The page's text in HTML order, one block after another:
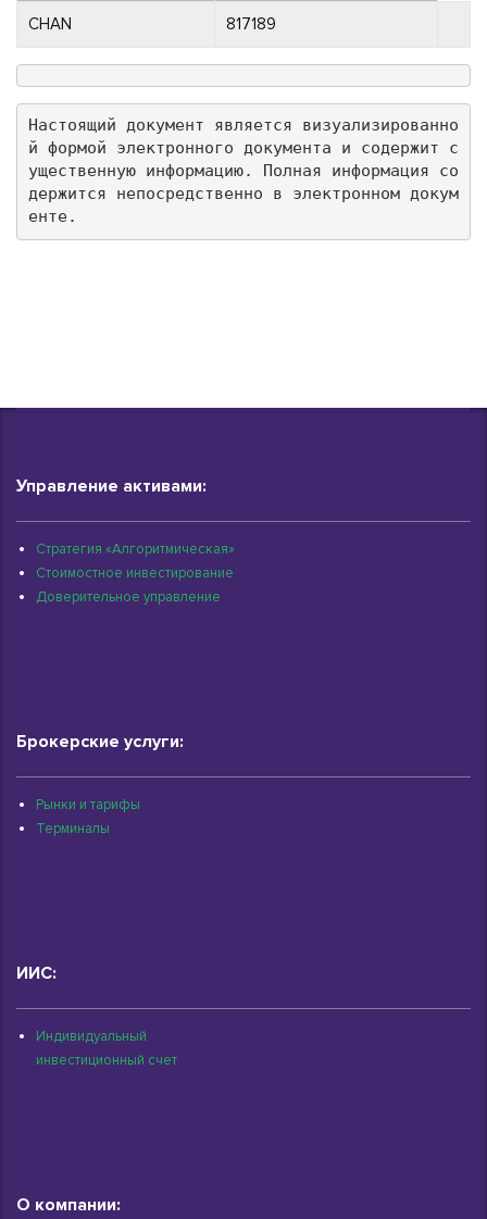
CHAN 817189
Настоящий документ является визуализированно
й формой электронного документа и содержит с
ущественную информацию. Полная информация со
держится непосредственно в электронном докум
енте.
Управление активами:
Стратегия «Алгоритмическая»
Стоимостное инвестирование
Доверительное управление
Брокерские услуги:
Рынки и тарифы
Терминалы
ИИС:
Индивидуальный
инвестиционный счет
О компании: